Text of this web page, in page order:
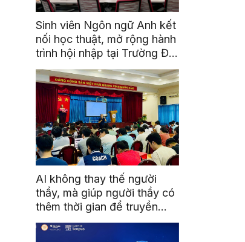
Sinh viên Ngôn ngữ Anh kết
nối học thuật, mở rộng hành
trình hội nhập tại Trường Đại
học Quốc gia Malaysia
AI không thay thế người
thầy, mà giúp người thầy có
thêm thời gian để truyền
cảm hứng